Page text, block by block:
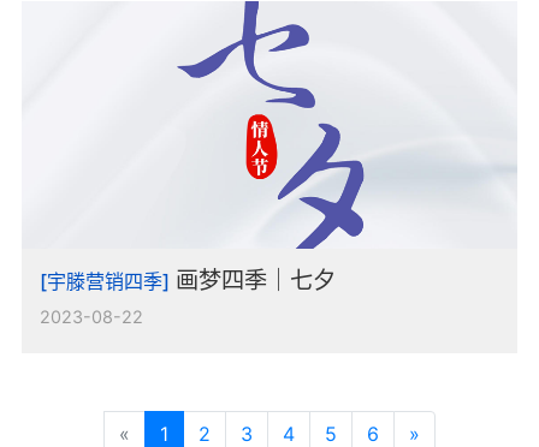
[宇滕营销四季] 画梦四季｜七夕
2023-08-22
« 1 2 3 4 5 6 »